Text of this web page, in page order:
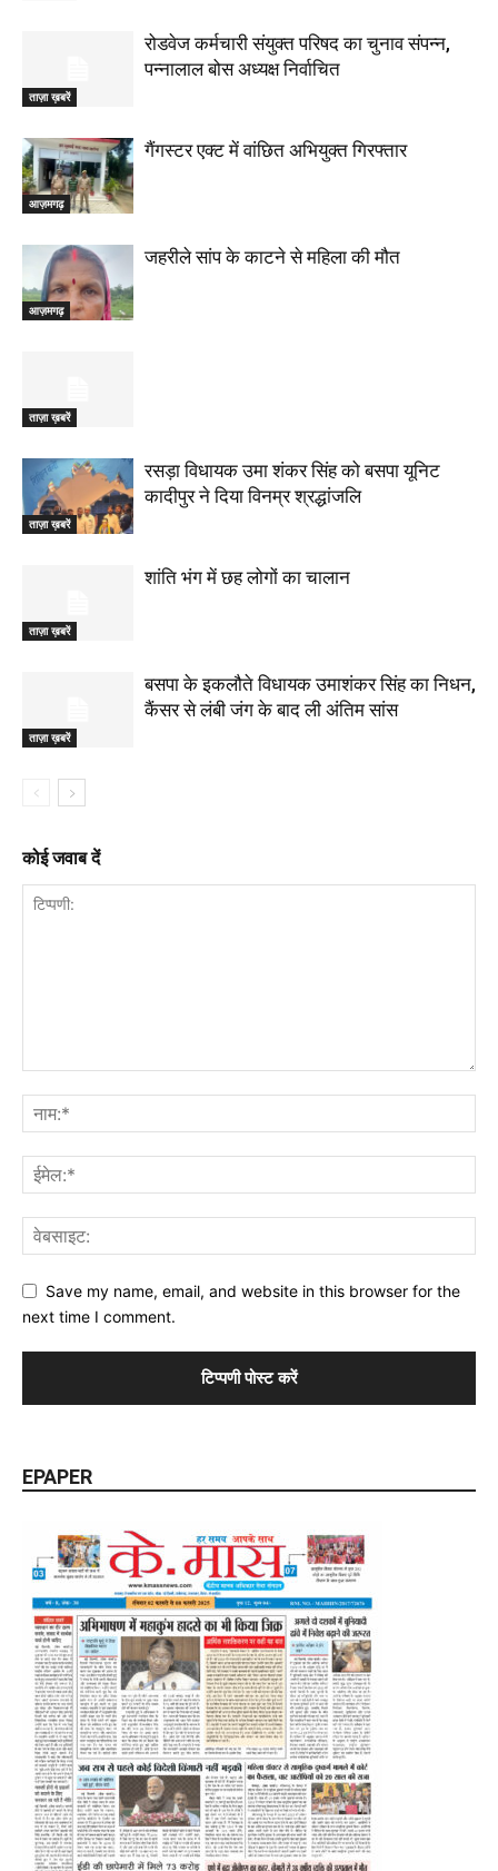
ताज़ा ख़बरें
रोडवेज कर्मचारी संयुक्त परिषद का चुनाव संपन्न,
पन्नालाल बोस अध्यक्ष निर्वाचित
आज़मगढ़
गैंगस्टर एक्ट में वांछित अभियुक्त गिरफ्तार
आज़मगढ़
जहरीले सांप के काटने से महिला की मौत
ताज़ा ख़बरें
ताज़ा ख़बरें
रसड़ा विधायक उमा शंकर सिंह को बसपा यूनिट
कादीपुर ने दिया विनम्र श्रद्धांजलि
ताज़ा ख़बरें
शांति भंग में छह लोगों का चालान
ताज़ा ख़बरें
बसपा के इकलौते विधायक उमाशंकर सिंह का निधन,
कैंसर से लंबी जंग के बाद ली अंतिम सांस
कोई जवाब दें
Save my name, email, and website in this browser for the
next time I comment.
EPAPER